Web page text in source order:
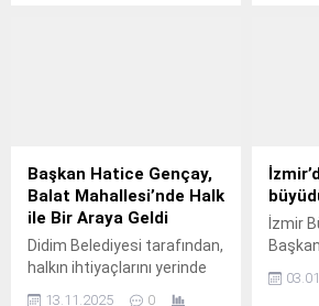
Başkan Hatice Gençay,
Balat Mahallesi’nde Halk
ile Bir Araya Geldi
Didim Belediyesi tarafından,
halkın ihtiyaçlarını yerinde
13.11.2025 0
İzmir